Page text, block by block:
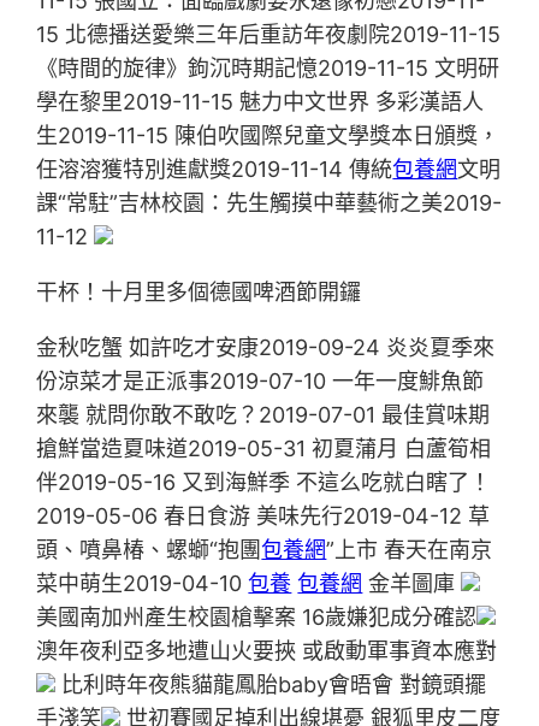
15 北德播送愛樂三年后重訪年夜劇院2019-11-15
《時間的旋律》鉤沉時期記憶2019-11-15 文明研
學在黎里2019-11-15 魅力中文世界 多彩漢語人
生2019-11-15 ​陳伯吹國際兒童文學獎本日頒獎，
任溶溶獲特別進獻獎2019-11-14 傳統包養網文明
課“常駐”吉林校園：先生觸摸中華藝術之美2019-
11-12
干杯！十月里多個德國啤酒節開鑼
金秋吃蟹 如許吃才安康2019-09-24 炎炎夏季來
份涼菜才是正派事2019-07-10 一年一度鯡魚節
來襲 就問你敢不敢吃？2019-07-01 最佳賞味期
搶鮮當造夏味道2019-05-31 初夏蒲月 白蘆筍相
伴2019-05-16 又到海鮮季 不這么吃就白瞎了！
2019-05-06 春日食游 美味先行2019-04-12 草
頭、噴鼻椿、螺螄“抱團包養網”上市 春天在南京
菜中萌生2019-04-10包養 包養網 金羊圖庫
美國南加州產生校園槍擊案 16歲嫌犯成分確認
澳年夜利亞多地遭山火要挾 或啟動軍事資本應對
比利時年夜熊貓龍鳳胎baby會晤會 對鏡頭擺
手淺笑
世初賽國足掉利出線堪憂 銀狐里皮二度